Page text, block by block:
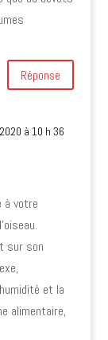
Réponse
à 10 h 36
à votre
sur son
et la
alimentaire,